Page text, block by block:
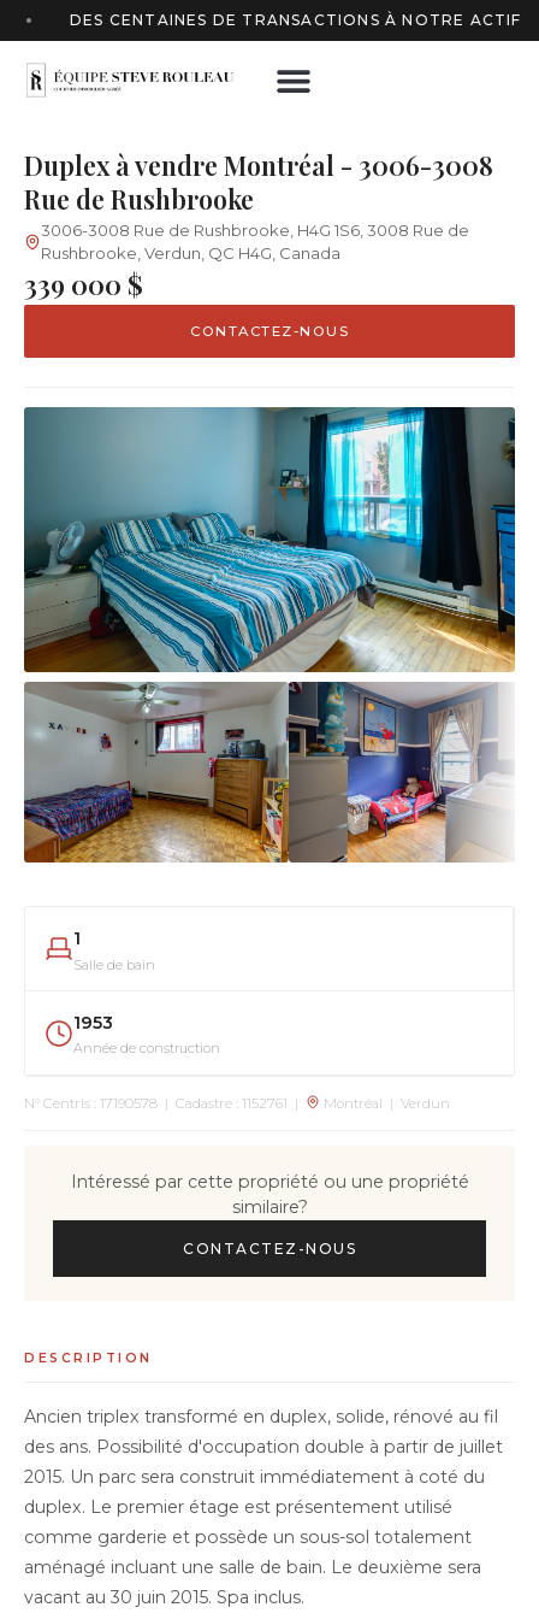
DES CENTAINES DE TRANSACTIONS À NOTRE ACTIF
Duplex à vendre Montréal - 3006-3008
Rue de Rushbrooke
3006-3008 Rue de Rushbrooke, H4G 1S6, 3008 Rue de
Rushbrooke, Verdun, QC H4G, Canada
339 000 $
CONTACTEZ-NOUS
1
Salle de bain
1953
Année de construction
N° Centris : 17190578 | Cadastre : 1152761 | Montréal | Verdun
Intéressé par cette propriété ou une propriété
similaire?
CONTACTEZ-NOUS
DESCRIPTION
Ancien triplex transformé en duplex, solide, rénové au fil
des ans. Possibilité d'occupation double à partir de juillet
2015. Un parc sera construit immédiatement à coté du
duplex. Le premier étage est présentement utilisé
comme garderie et possède un sous-sol totalement
aménagé incluant une salle de bain. Le deuxième sera
vacant au 30 juin 2015. Spa inclus.